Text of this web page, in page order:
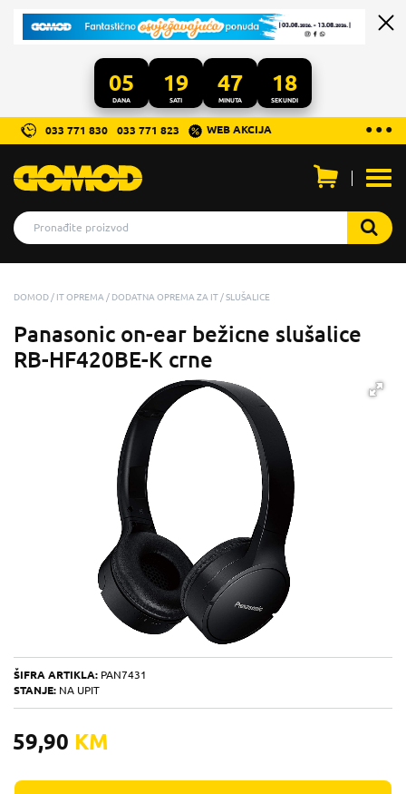
05
DANA
19
SATI
47
MINUTA
17
SEKUNDI
...
● ● ●
033 771 830 033 771 823 WEB AKCIJA
DOMOD IT OPREMA DODATNA OPREMA ZA IT SLUŠALICE
Panasonic on-ear bežicne slušalice
RB-HF420BE-K crne
ŠIFRA ARTIKLA: PAN7431
STANJE: NA UPIT
59,90 KM